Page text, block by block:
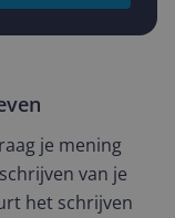
je mening
van je
het schrijven